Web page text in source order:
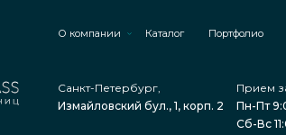
О компании Каталог Портфолио
Санкт-Петербург,
Измайловский бул., 1, корп. 2
Прием
Пн-Пт
Сб-Вс